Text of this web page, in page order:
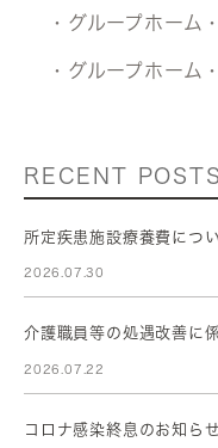
・グループホーム
・グループホーム
RECENT POSTS
所定疾患施設療養費につ
2026.07.30
介護職員等の処遇改善に
2026.07.22
コロナ感染終息のお知らせ